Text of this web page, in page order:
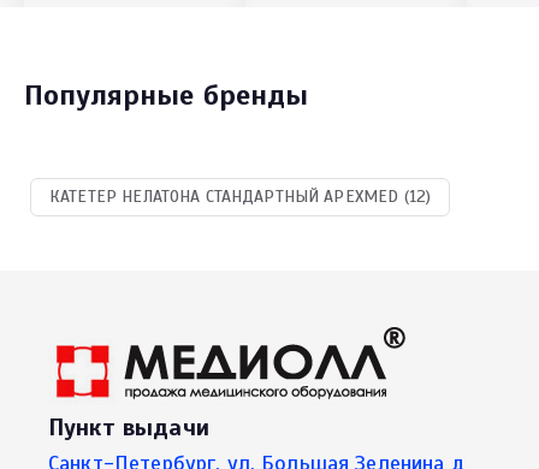
Популярные бренды
КАТЕТЕР НЕЛАТОНА СТАНДАРТНЫЙ APEXMED (12)
Пункт выдачи
Санкт-Петербург, ул. Большая Зеленина д